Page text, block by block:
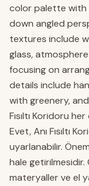
color palette with
down angled
textures include
glass,
focusing on
details include
with greenery,
Fısıltı Koridoru
Evet, Anı Fısıltı
uyarlanabilir.
hale
materyaller ve el